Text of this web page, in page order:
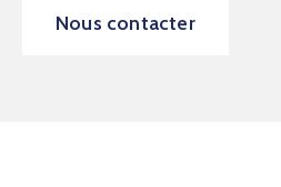
Nous contacter